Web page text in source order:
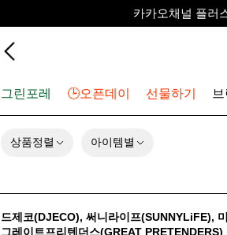
카카오채널 플러
그린포레
🕒오픈데이 선물하기
상품정렬 아이템별
드제코(DJECO),써니라이프(SUNNYLiFE),
그레이트프리텐더스(GREAT PRETENDERS)